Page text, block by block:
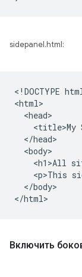
sidepanel.html:
<!DOCTYPE
<html>
  <head>
<title>My
  </head>
  <body>
<h1>All
<p>This
  </body>
Включить